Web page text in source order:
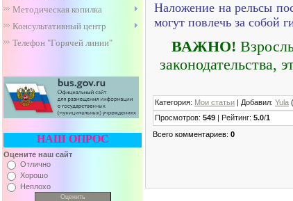
Методическая копилка
Консультативный центр
Телефон "Горячей линии"
НАШ ОПРОС
Оцените наш сайт
Отлично
Хорошо
Неплохо
Наложение на рельсы
могут повлечь за собой
ВАЖНО!
законодательства,
Категория: Мои статьи | Добавил: Yula
Просмотров: 549 | Рейтинг: 5.0/1
Всего комментариев: 0